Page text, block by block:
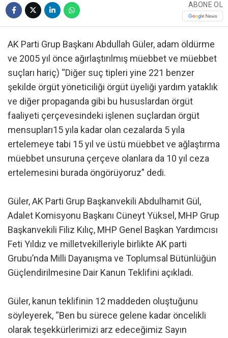
ABONE OL
AK Parti Grup Başkanı Abdullah Güler, adam öldürme
ve 2005 yıl önce ağırlaştırılmış müebbet ve müebbet
suçları hariç) “Diğer suç tipleri yine 221 benzer
şekilde örgüt yöneticiliği örgüt üyeliği yardım yataklık
ve diğer propaganda gibi bu hususlardan örgüt
faaliyeti çerçevesindeki işlenen suçlardan örgüt
mensupları15 yıla kadar olan cezalarda 5 yıla
ertelemeye tabi 15 yıl ve üstü müebbet ve ağlaştırma
müebbet unsuruna çerçeve olanlara da 10 yıl ceza
ertelemesini burada öngörüyoruz” dedi.
Güler, AK Parti Grup Başkanvekili Abdulhamit Gül,
Adalet Komisyonu Başkanı Cüneyt Yüksel, MHP Grup
Başkanvekili Filiz Kılıç, MHP Genel Başkan Yardımcısı
Feti Yıldız ve milletvekilleriyle birlikte AK parti
Grubu’nda Milli Dayanışma ve Toplumsal Bütünlüğün
Güçlendirilmesine Dair Kanun Teklifini açıkladı.
Güler, kanun teklifinin 12 maddeden oluştuğunu
söyleyerek, “Ben bu sürece gelene kadar öncelikli
olarak teşekkürlerimizi arz edeceğimiz Sayın